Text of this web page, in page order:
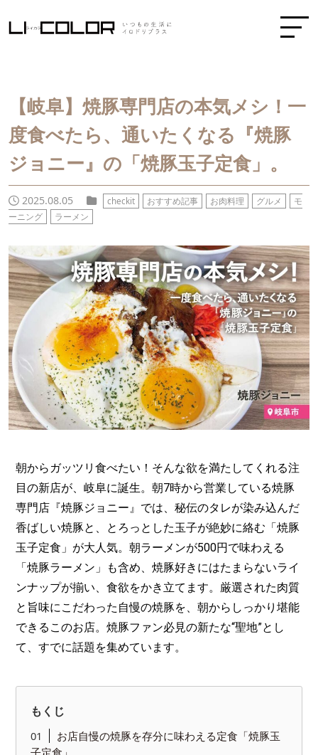
【岐阜】焼豚専門店の本気メシ！一
度食べたら、通いたくなる『焼豚
ジョニー』の「焼豚玉子定食」。
2025.08.05 checkit おすすめ記事 お肉料理 グルメ
モ
ーニング
ラーメン
朝からガッツリ食べたい！そんな欲を満たしてくれる注
目の新店が、岐阜に誕生。朝7時から営業している焼豚
専門店『焼豚ジョニー』では、秘伝のタレが染み込んだ
香ばしい焼豚と、とろっとした玉子が絶妙に絡む「焼豚
玉子定食」が大人気。朝ラーメンが500円で味わえる
「焼豚ラーメン」も含め、焼豚好きにはたまらないライ
ンナップが揃い、食欲をかき立てます。厳選された肉質
と旨味にこだわった自慢の焼豚を、朝からしっかり堪能
できるこのお店。焼豚ファン必見の新たな“聖地”とし
て、すでに話題を集めています。
もくじ
お店自慢の焼豚を存分に味わえる定食「焼豚玉